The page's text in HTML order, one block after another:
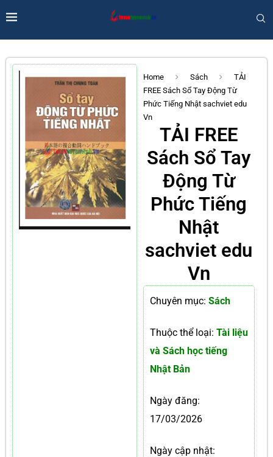
Home Sách
TẢI
FREE Sách Sổ Tay Động Từ
Phức Tiếng Nhật sachviet edu
Vn
TẢI FREE
Sách Sổ Tay
Động Từ
Phức Tiếng
Nhật
sachviet edu
Vn
Chuyên mục: Sách
Thuộc thể loại: Tài liệu
và Sách học tiếng
Nhật Bản
Ngày đăng:
17/03/2026
Ngày cập nhật: